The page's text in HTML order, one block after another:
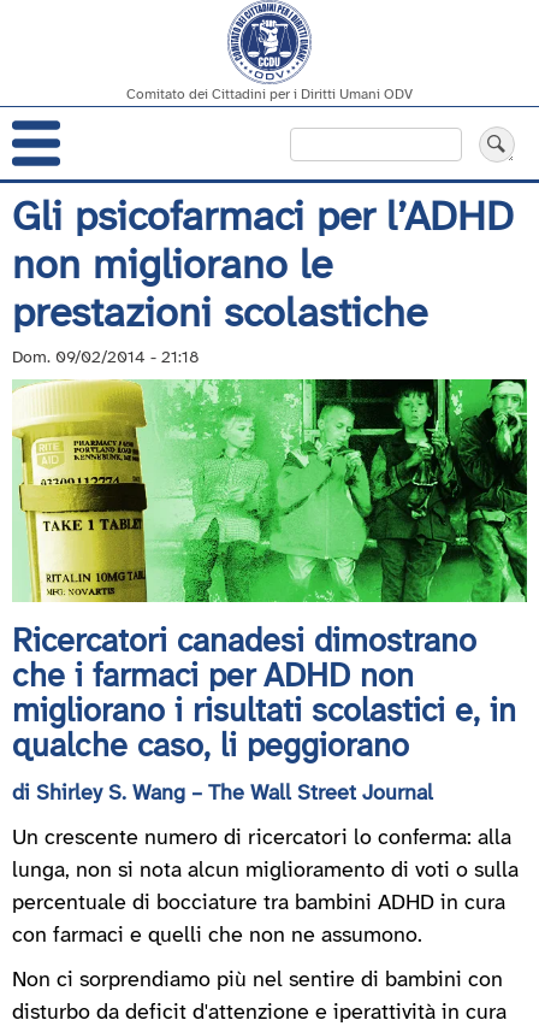
Salta
al
contenuto
principale
Comitato dei Cittadini per i Diritti Umani ODV
Navigazione
principale
Gli psicofarmaci per l’ADHD
non migliorano le
prestazioni scolastiche
Dom. 09/02/2014 - 21:18
Ricercatori canadesi dimostrano
che i farmaci per ADHD non
migliorano i risultati scolastici e, in
qualche caso, li peggiorano
di Shirley S. Wang – The Wall Street Journal
Un crescente numero di ricercatori lo conferma: alla
lunga, non si nota alcun miglioramento di voti o sulla
percentuale di bocciature tra bambini ADHD in cura
con farmaci e quelli che non ne assumono.
Non ci sorprendiamo più nel sentire di bambini con
disturbo da deficit d'attenzione e iperattività in cura